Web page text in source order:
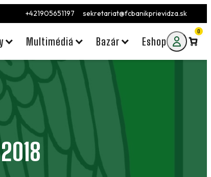
+421905651197 sekretariat@fcbanikprievidza.sk
Multimédiá Bazár Eshop
0